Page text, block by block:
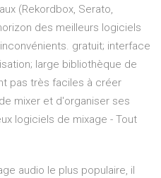
(Rekordbox, Serato,
des meilleurs logiciels
gratuit; interface
large bibliothèque de
pas très faciles à créer
mixer et d'organiser ses
logiciels de mixage - Tout
audio le plus populaire, il